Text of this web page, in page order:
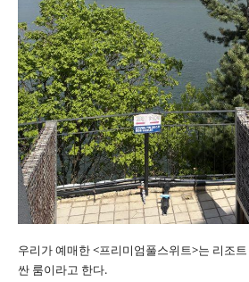
우리가 예매한 <프리미엄풀스위트>는 리조
싼 룸이라고 한다.